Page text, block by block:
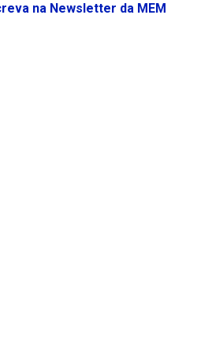
na Newsletter da MEM